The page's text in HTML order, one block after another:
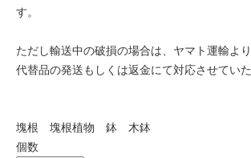
す。
ただし輸送中の破損の場合は、ヤマト運輸よ
代替品の発送もしくは返金にて対応させていた
塊根 塊根植物 鉢 木鉢
個数